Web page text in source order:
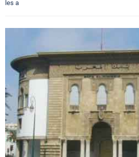
les a